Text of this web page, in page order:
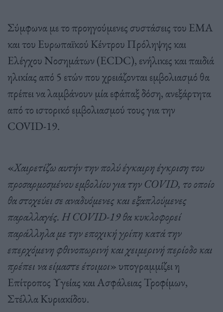
Σύμφωνα με το προηγούμενες συστάσεις του EMA
και του Ευρωπαϊκού Κέντρου Πρόληψης και
Ελέγχου Νοσημάτων (ECDC), ενήλικες και παιδιά
ηλικίας από 5 ετών που χρειάζονται εμβολιασμό θα
πρέπει να λαμβάνουν μία εφάπαξ δόση, ανεξάρτητα
από το ιστορικό εμβολιασμού τους για την
COVID-19.
«Χαιρετίζω αυτήν την πολύ έγκαιρη έγκριση του
προσαρμοσμένου εμβολίου για την COVID, το οποίο
θα στοχεύει σε αναδυόμενες και εξαπλούμενες
παραλλαγές. Η COVID-19 θα κυκλοφορεί
παράλληλα με την εποχική γρίπη κατά την
επερχόμενη φθινοπωρινή και χειμερινή περίοδο και
πρέπει να είμαστε έτοιμοι» υπογραμμίζει η
Επίτροπος Υγείας και Ασφάλειας Τροφίμων,
Στέλλα Κυριακίδου.